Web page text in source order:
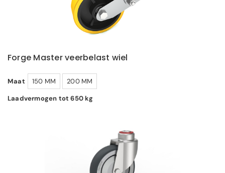
Forge Master veerbelast wiel
Maat 150 MM
200 MM
Laadvermogen tot 650 kg